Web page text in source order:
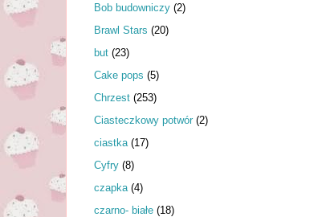
Bob budowniczy (2)
Brawl Stars (20)
but (23)
Cake pops (5)
Chrzest (253)
Ciasteczkowy potwór (2)
ciastka (17)
Cyfry (8)
czapka (4)
czarno- białe (18)